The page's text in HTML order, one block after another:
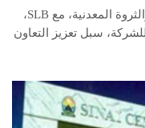
بحث المهندس كريم بدوي، وزير البترول والثروة المعدنية، مع SLB،
سبل تعزيز التعاون